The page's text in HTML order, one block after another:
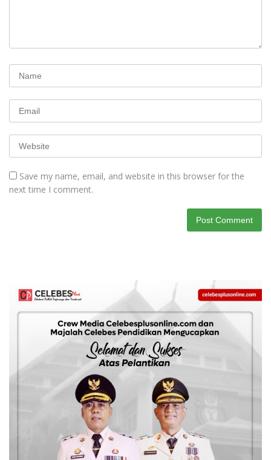
Save my name, email, and website in this browser for the
next time I comment.